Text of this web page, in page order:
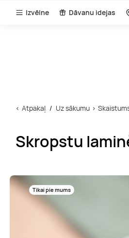
Izvēlne Dāvanu idejas
Atpakaļ Uz sākumu
Skropstu
Tikai pie mums